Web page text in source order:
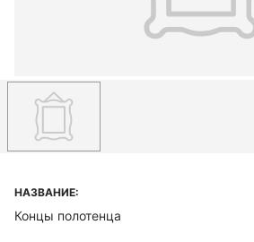
НАЗВАНИЕ:
Концы полотенца